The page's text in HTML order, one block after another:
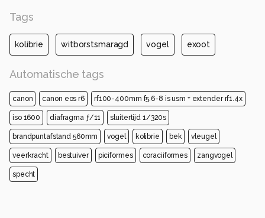
Tags
kolibrie witborstsmaragd vogel exoot
Automatische tags
canon canon eos r6 rf100-400mm f5.6-8 is usm + extender rf1.4x
iso 1600 diafragma ƒ/11 sluitertijd 1/320s
brandpuntafstand 560mm vogel kolibrie bek vleugel
veerkracht bestuiver piciformes coraciiformes zangvogel
specht